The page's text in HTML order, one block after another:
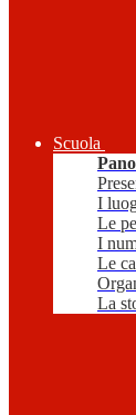
Scuola
I
Le
I
Le
La